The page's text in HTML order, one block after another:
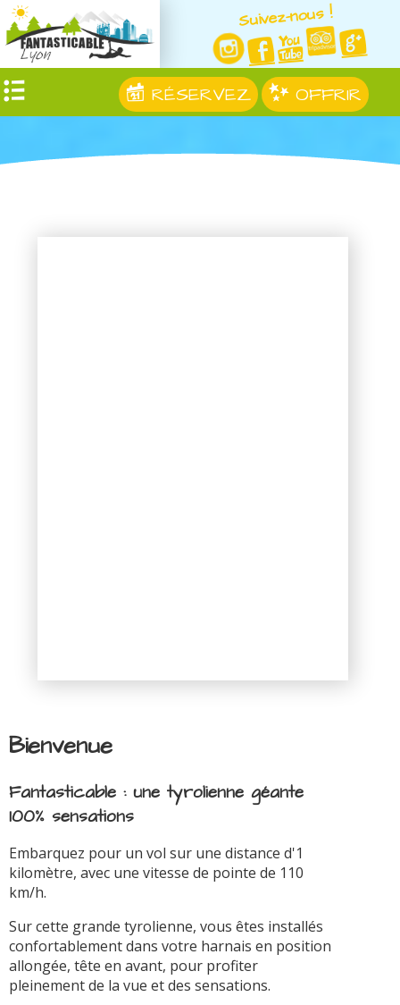
Suivez-nous !
RÉSERVEZ OFFRIR
Bienvenue
Fantasticable : une tyrolienne géante
100% sensations
Embarquez pour un vol sur une distance d'1
kilomètre, avec une vitesse de pointe de 110
km/h.
Sur cette grande tyrolienne, vous êtes installés
confortablement dans votre harnais en position
allongée, tête en avant, pour profiter
pleinement de la vue et des sensations.